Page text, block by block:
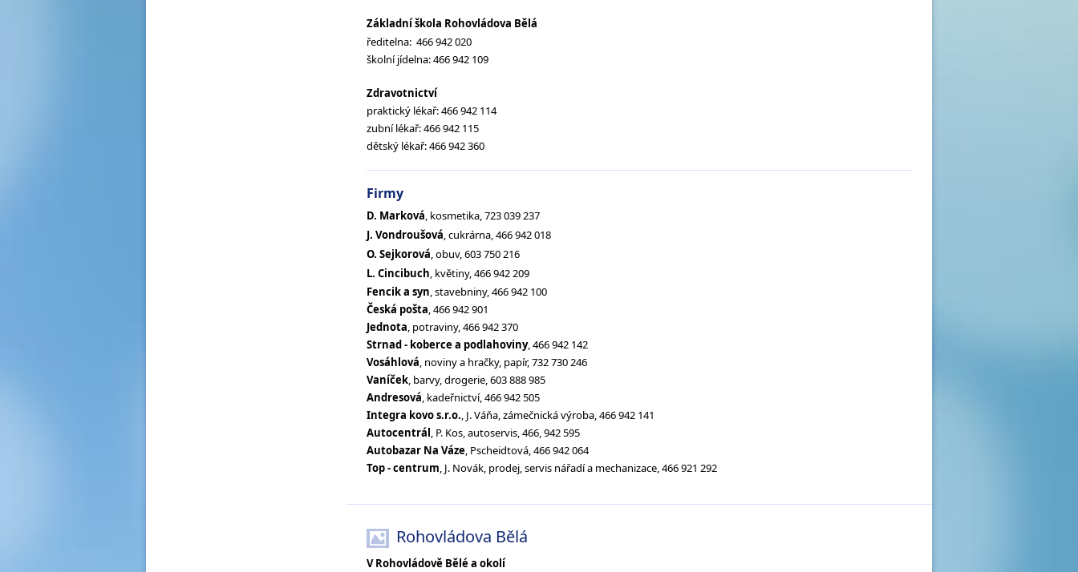
Základní škola Rohovládova Bělá
ředitelna: 466 942 020
školní jídelna: 466 942 109
Zdravotnictví
praktický lékař: 466 942 114
zubní lékař: 466 942 115
dětský lékař: 466 942 360
Firmy
D. Marková, kosmetika, 723 039 237
J. Vondroušová, cukrárna, 466 942 018
O. Sejkorová, obuv, 603 750 216
L. Cincibuch, květiny, 466 942 209
Fencik a syn, stavebniny, 466 942 100
Česká pošta, 466 942 901
Jednota, potraviny, 466 942 370
Strnad - koberce a podlahoviny, 466 942 142
Vosáhlová, noviny a hračky, papír, 732 730 246
Vaníček, barvy, drogerie, 603 888 985
Andresová, kadeřnictví, 466 942 505
Integra kovo s.r.o., J. Váňa, zámečnická výroba, 466 942 141
Autocentrál, P. Kos, autoservis, 466, 942 595
Autobazar Na Váze, Pscheidtová, 466 942 064
Top - centrum, J. Novák, prodej, servis nářadí a mechanizace, 466 921 292
Rohovládova Bělá
V Rohovládově Bělé a okolí